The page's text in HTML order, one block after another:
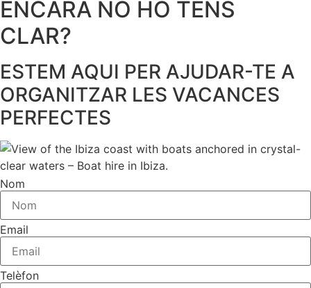
ENCARA NO HO TENS
CLAR?
ESTEM AQUI PER AJUDAR-TE A
ORGANITZAR LES VACANCES
PERFECTES
Nom
Email
Telèfon